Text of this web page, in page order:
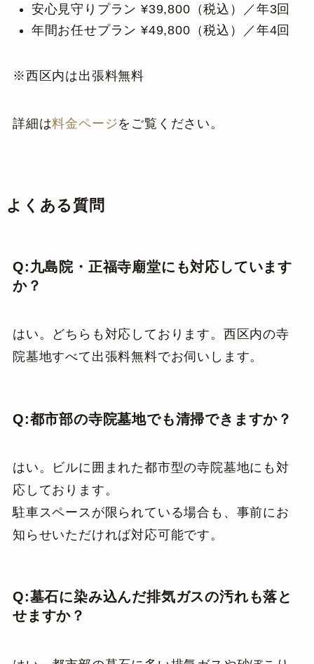
安心見守りプラン ¥39,800（税込）／年3回
年間お任せプラン ¥49,800（税込）／年4回
※西区内は出張料無料
詳細は料金ページをご覧ください。
よくある質問
Q:九島院・正福寺廟堂にも対応しています
か？
はい。どちらも対応しております。西区内の寺
院墓地すべて出張料無料でお伺いします。
Q:都市部の寺院墓地でも清掃できますか？
はい。ビルに囲まれた都市型の寺院墓地にも対
応しております。
駐車スペースが限られている場合も、事前にお
知らせいただければ対応可能です。
Q:墓石に染み込んだ排気ガスの汚れも落と
せますか？